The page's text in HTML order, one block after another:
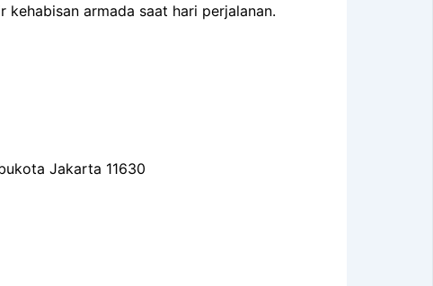
armada saat hari perjalanan.
Jakarta 11630